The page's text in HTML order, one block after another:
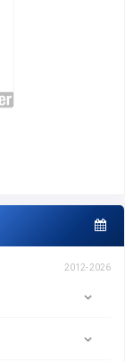
2012-2026